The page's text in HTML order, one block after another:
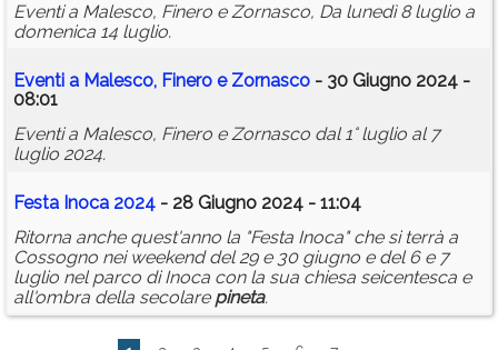
Eventi a Malesco, Finero e Zornasco, Da lunedì 8 luglio a
domenica 14 luglio.
Eventi a Malesco, Finero e Zornasco - 30 Giugno 2024 -
08:01
Eventi a Malesco, Finero e Zornasco dal 1° luglio al 7
luglio 2024.
Festa Inoca 2024 - 28 Giugno 2024 - 11:04
Ritorna anche quest'anno la "Festa Inoca" che si terrà a
Cossogno nei weekend del 29 e 30 giugno e del 6 e 7
luglio nel parco di Inoca con la sua chiesa seicentesca e
all'ombra della secolare pineta.